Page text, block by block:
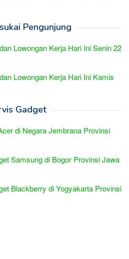
Pengunjung
Lowongan Kerja Hari Ini Senin 22
Lowongan Kerja Hari Ini Kamis
Gadget
di Negara Jembrana Provinsi
Samsung di Bogor Provinsi Jawa
Blackberry di Yogyakarta Provinsi